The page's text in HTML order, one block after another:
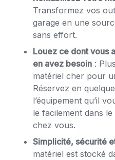
Transformez vos
garage en une
sans effort.
Louez ce dont vous
en avez besoin :
matériel cher pour
Réservez en
l’équipement qu’il
le facilement dans
chez vous.
Simplicité, sécurité
matériel est stocké